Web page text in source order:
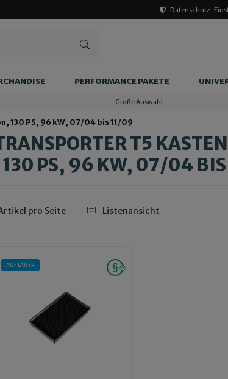
Datenschutz-
PERFORMANCE PAKETE
Große Auswahl
130 PS, 96 kW, 07/04 bis 11/09
T5
PS, 96 KW, 07/04
pro Seite Listenansicht
AUF LAGER